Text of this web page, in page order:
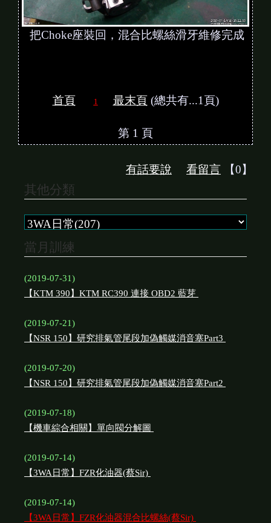
把Choke座裝回，混合比螺絲滑牙維修完成
首頁 1 最末頁(總共有...1頁)
第 1 頁
有話要說 看留言 【0】
其他分類
當月訓練
(2019-07-31)
【KTM 390】KTM RC390 連接 OBD2 藍芽
(2019-07-21)
【NSR 150】研究排氣管尾段加偽觸媒消音塞Part3
(2019-07-20)
【NSR 150】研究排氣管尾段加偽觸媒消音塞Part2
(2019-07-18)
【機車綜合相關】單向閥分解圖
(2019-07-14)
【3WA日常】FZR化油器(蔡Sir)
(2019-07-14)
【3WA日常】FZR化油器混合比螺絲(蔡Sir)